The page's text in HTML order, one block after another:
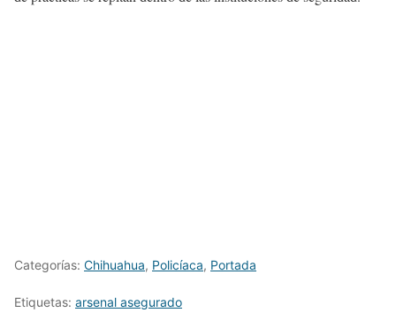
Categorías: Chihuahua, Policíaca, Portada
Etiquetas: arsenal asegurado